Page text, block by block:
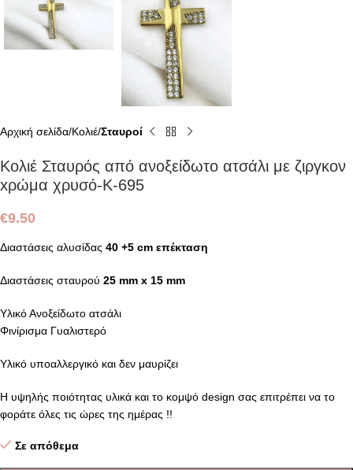
Αρχική σελίδα Κολιέ Σταυροί
Κολιέ Σταυρός από ανοξείδωτο ατσάλι με ζιργκον
xρώμα χρυσό-Κ-695
€9.50
Διαστάσεις αλυσίδας 40 +5 cm επέκταση
Διαστάσεις σταυρού 25 mm x 15 mm
Υλικό Ανοξείδωτο ατσάλι
Φινίρισμα Γυαλιστερό
Υλικό υποαλλεργικό και δεν μαυρίζει
Η υψηλής ποιότητας υλικά και το κομψό design σας επιτρέπει να το
φοράτε όλες τις ώρες της ημέρας !!
Σε απόθεμα